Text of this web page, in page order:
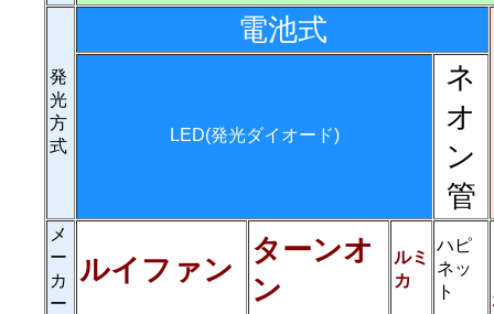
発
光
方
式
電池式
LED(発光ダイオード)
ネ
オ
ン
管
メ
ー
カ
ー
ルイファン
ターンオ
ン
ルミ
カ
ハピ
ネッ
ト